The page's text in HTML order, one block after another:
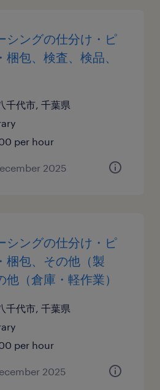
シングの仕分け・ピ
梱包、検査、検品、
千代市, 千葉県
per hour
2025
シングの仕分け・ピ
梱包、その他（製
他（倉庫・軽作業）
千代市, 千葉県
per hour
2025